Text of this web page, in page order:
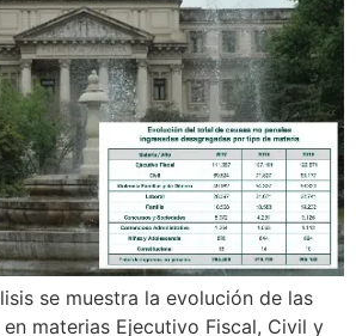
se muestra la evolución de las
materias Ejecutivo Fiscal, Civil y